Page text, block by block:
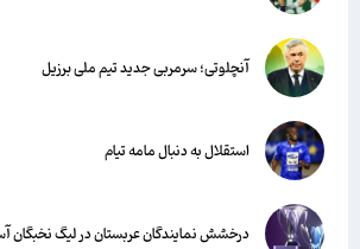
آنچلوتی؛ سرمربی جدید تیم ملی برزیل
استقلال به دنبال مامه تیام
درخشش نمایندگان عربستان در لیگ نخبگان آسیا